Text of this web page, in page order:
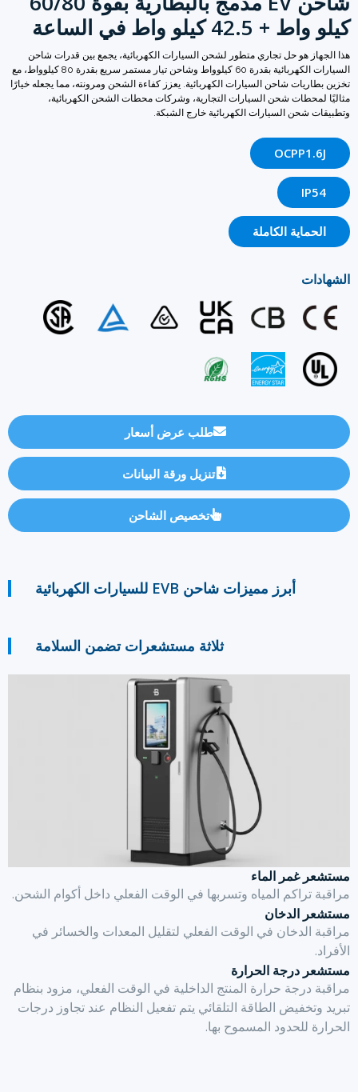
كيلو واط في الساعة
هو حل تجاري متطور لشحن السيارات الكهربائية، يجمع بين قدرات شاحن
السيارات الكهربائية بقدرة 60 كيلوواط وشاحن تيار مستمر سريع بقدرة 80 كيلوواط، مع
شاحن السيارات الكهربائية. يعزز كفاءة الشحن ومرونته، مما يجعله خيارًا
شحن السيارات التجارية، وشركات محطات الشحن الكهربائية،
شحن السيارات الكهربائية خارج الشبكة.
الكاملة
طلب عرض أسعار
تنزيل ورقة البيانات
تخصيص الشاحن
أبرز مميزات شاحن EVB للسيارات الكهربائية
ثلاثة مستشعرات تضمن السلامة
غمر الماء
تراكم المياه وتسربها في الوقت الفعلي داخل أكوام الشحن.
الدخان
الدخان في الوقت الفعلي لتقليل المعداتوالخسائر في
درجة الحرارة
درجة حرارة المنتج الداخلية في الوقت الفعلي، مزود بنظام
الطاقة التلقائي يتم تفعيل النظام عند تجاوز درجات
للحدود المسموح بها.